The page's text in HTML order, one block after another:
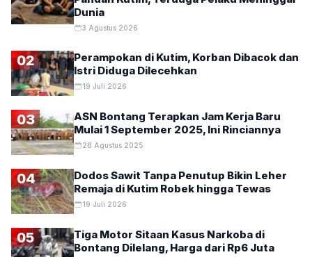
Dunia
3 Agustus 2026
02
Perampokan di Kutim, Korban Dibacok dan
Istri Diduga Dilecehkan
19 Juli 2026
03
ASN Bontang Terapkan Jam Kerja Baru
Mulai 1 September 2025, Ini Rinciannya
28 Agustus 2025
04
Dodos Sawit Tanpa Penutup Bikin Leher
Remaja di Kutim Robek hingga Tewas
19 Juli 2026
05
Tiga Motor Sitaan Kasus Narkoba di
Bontang Dilelang, Harga dari Rp6 Juta